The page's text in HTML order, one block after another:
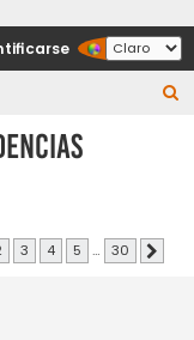
de 30
3 4 5 … 30